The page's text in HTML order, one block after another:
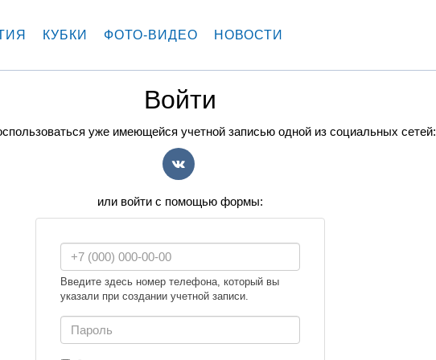
КУБКИ ФОТО-ВИДЕО НОВОСТИ
Войти
уже имеющейся учетной записью одной из социальных сетей:
или войти с помощью формы:
Введите здесь номер телефона, который вы
указали при создании учетной записи.